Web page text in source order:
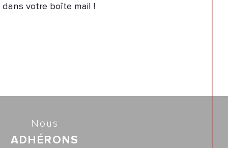
votre boîte mail !
Nous
ADHÉRONS